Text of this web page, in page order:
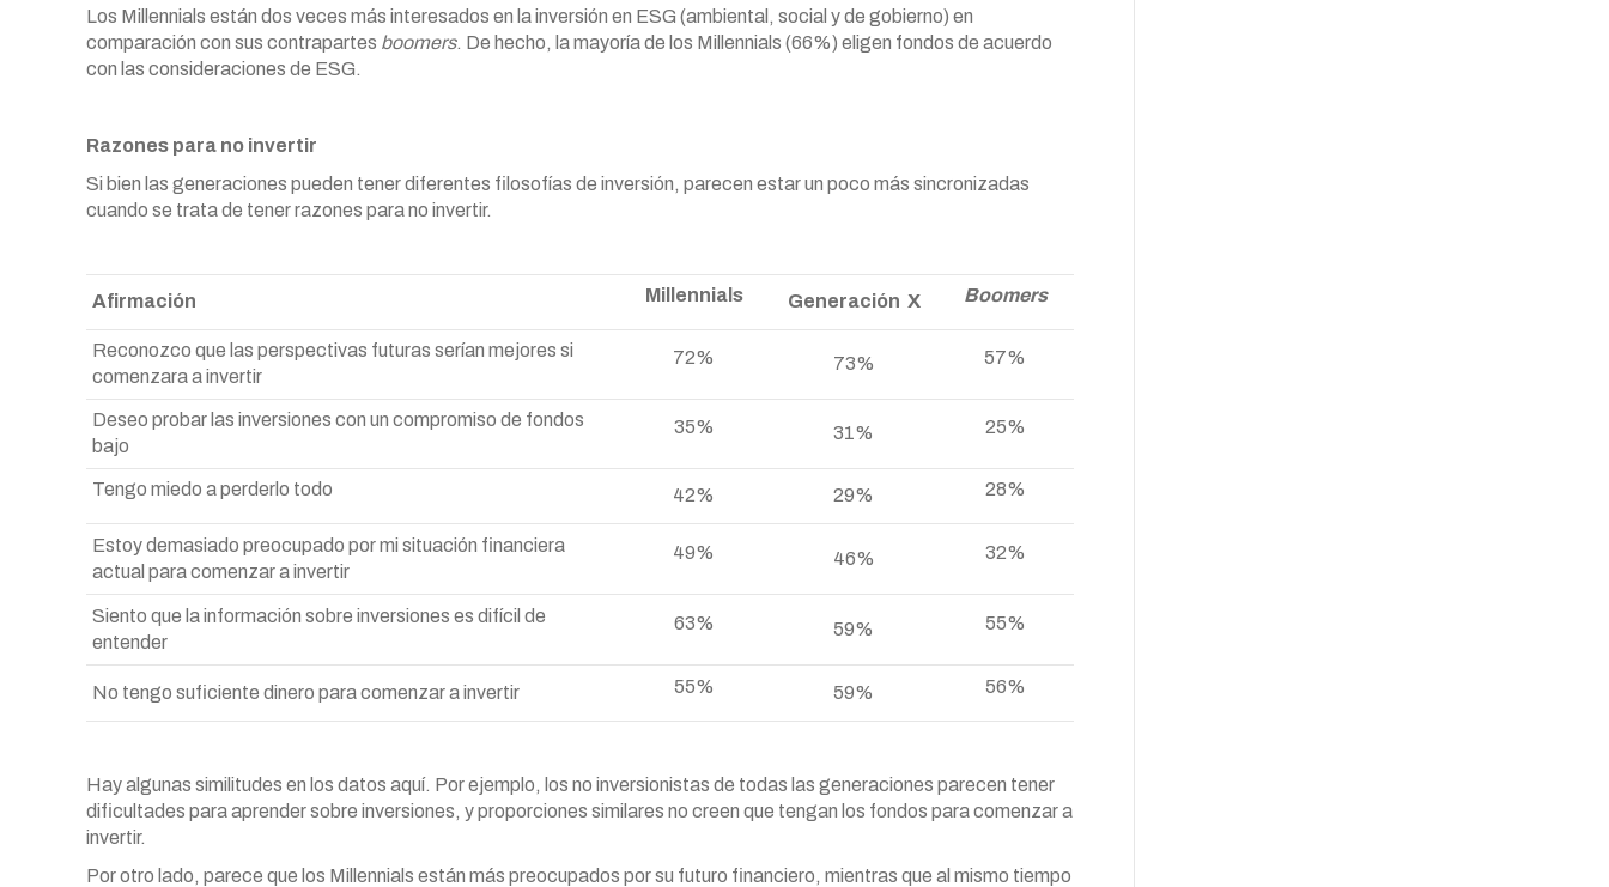
Los Millennials están dos veces más interesados ​​en la inversión en ESG (ambiental, social y de gobierno) en
comparación con sus contrapartes boomers. De hecho, la mayoría de los Millennials (66%) eligen fondos de acuerdo
con las consideraciones de ESG.
Razones para no invertir
Si bien las generaciones pueden tener diferentes filosofías de inversión, parecen estar un poco más sincronizadas
cuando se trata de tener razones para no invertir.
Afirmación Millennials Generación X Boomers
Reconozco que las perspectivas futuras serían mejores si
comenzara a invertir
72% 73% 57%
Deseo probar las inversiones con un compromiso de fondos
bajo
35% 31% 25%
Tengo miedo a perderlo todo 42% 29% 28%
Estoy demasiado preocupado por mi situación financiera
actual para comenzar a invertir
49% 46% 32%
Siento que la información sobre inversiones es difícil de
entender
63% 59% 55%
No tengo suficiente dinero para comenzar a invertir 55% 59% 56%
Hay algunas similitudes en los datos aquí. Por ejemplo, los no inversionistas de todas las generaciones parecen tener
dificultades para aprender sobre inversiones, y proporciones similares no creen que tengan los fondos para comenzar a
invertir.
Por otro lado, parece que los Millennials están más preocupados por su futuro financiero, mientras que al mismo tiempo